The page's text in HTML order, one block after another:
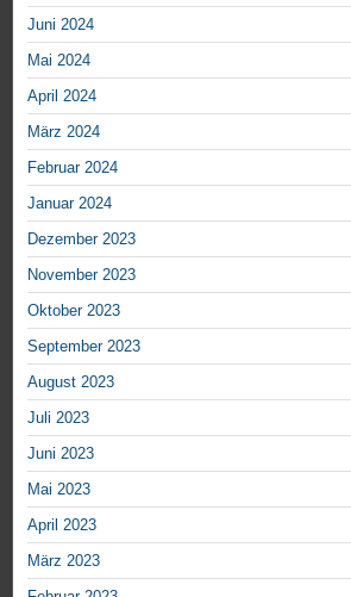
Juni 2024
Mai 2024
April 2024
März 2024
Februar 2024
Januar 2024
Dezember 2023
November 2023
Oktober 2023
September 2023
August 2023
Juli 2023
Juni 2023
Mai 2023
April 2023
März 2023